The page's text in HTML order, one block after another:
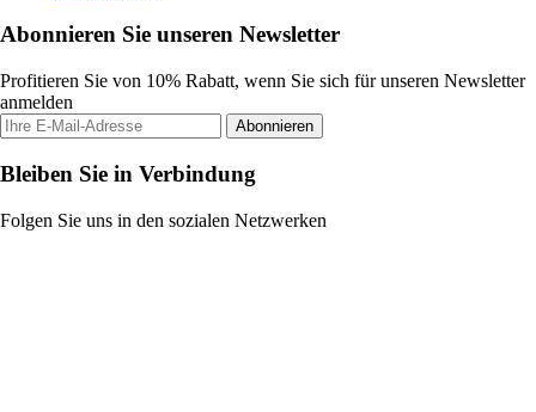
Abonnieren Sie unseren Newsletter
Profitieren Sie von 10% Rabatt, wenn Sie sich für unseren Newsletter
anmelden
Abonnieren
Bleiben Sie in Verbindung
Folgen Sie uns in den sozialen Netzwerken